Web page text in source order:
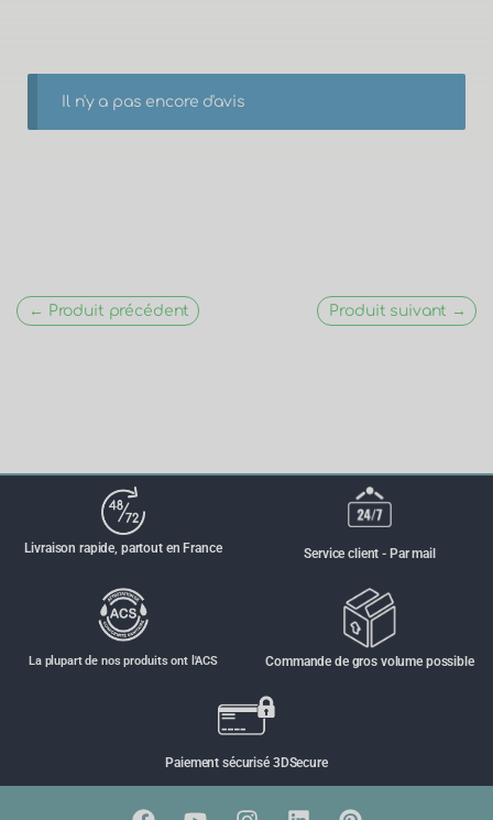
Il n'y a pas encore d'avis
← Produit précédent Produit suivant →
Livraison rapide, partout en France Service client - Par mail
La plupart de nos produits ont l'ACS Commande de gros volume possible
Paiement sécurisé 3DSecure